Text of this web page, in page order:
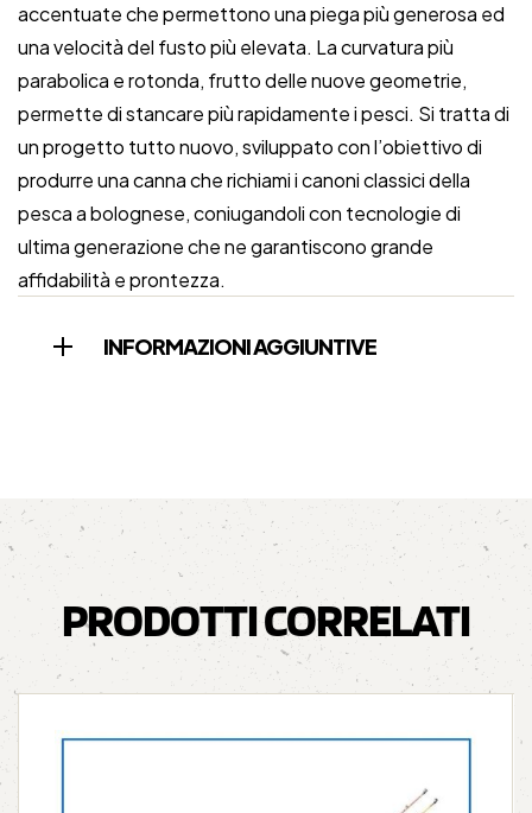
accentuate che permettono una piega più generosa ed
una velocità del fusto più elevata. La curvatura più
parabolica e rotonda, frutto delle nuove geometrie,
permette di stancare più rapidamente i pesci. Si tratta di
un progetto tutto nuovo, sviluppato con l’obiettivo di
produrre una canna che richiami i canoni classici della
pesca a bolognese, coniugandoli con tecnologie di
ultima generazione che ne garantiscono grande
affidabilità e prontezza.
INFORMAZIONI AGGIUNTIVE
PRODOTTI CORRELATI